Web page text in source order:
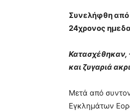
Συνελήφθηαπό
24χρονος
Κατασχέθηκαν,
και ζυγαριά
Μετά από
Εγκλημάτων